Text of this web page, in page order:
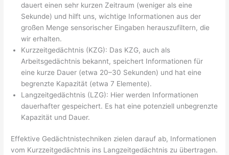
dauert einen sehr kurzen Zeitraum (weniger als eine
Sekunde) und hilft uns, wichtige Informationen aus der
großen Menge sensorischer Eingaben herauszufiltern, die
wir erhalten.
Kurzzeitgedächtnis (KZG): Das KZG, auch als
Arbeitsgedächtnis bekannt, speichert Informationen für
eine kurze Dauer (etwa 20–30 Sekunden) und hat eine
begrenzte Kapazität (etwa 7 Elemente).
Langzeitgedächtnis (LZG): Hier werden Informationen
dauerhafter gespeichert. Es hat eine potenziell unbegrenzte
Kapazität und Dauer.
Effektive Gedächtnistechniken zielen darauf ab, Informationen
vom Kurzzeitgedächtnis ins Langzeitgedächtnis zu übertragen.